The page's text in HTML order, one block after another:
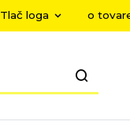
Tlač loga o